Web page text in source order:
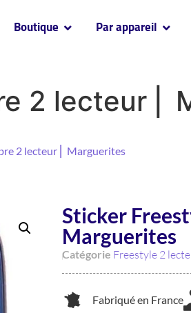
Boutique Par appareil
2 lecteur ⎜
2 lecteur ⎜ Marguerites
Sticker
Marguerites
Catégorie Freestyle 2
Fabriqué en France